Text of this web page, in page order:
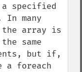
specified
many
array is
same
but if,
a foreach